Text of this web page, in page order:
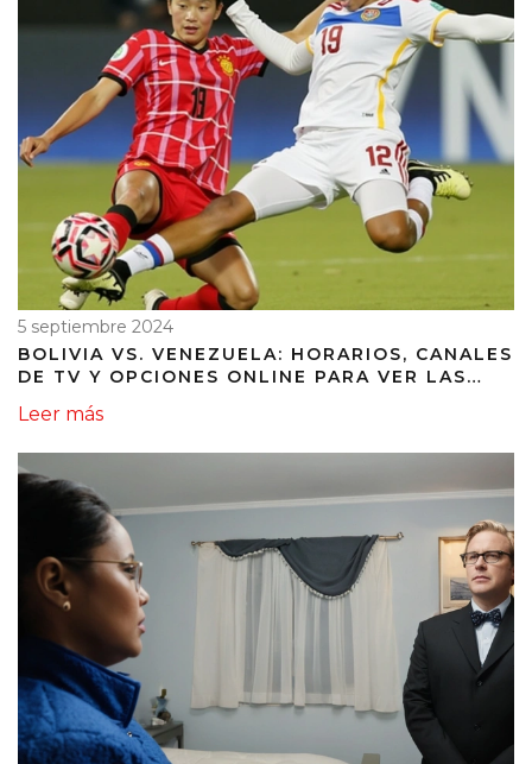
5 septiembre 2024
BOLIVIA VS. VENEZUELA: HORARIOS, CANALES
DE TV Y OPCIONES ONLINE PARA VER LAS
Leer más